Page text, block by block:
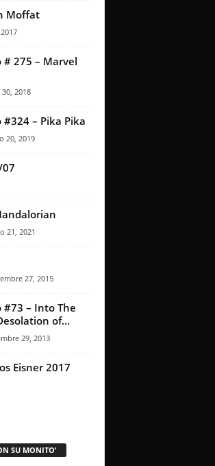
Moffat
275 – Marvel
2018
– Pika Pika
20, 2019
21, 2021
27, 2015
#73 – Into The
of...
29, 2013
Eisner 2017
SU MONITO’